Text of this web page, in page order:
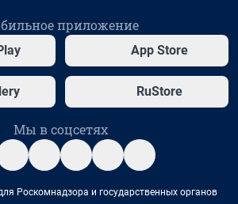
приложение
App Store
RuStore
Мы в соцсетях
Роскомнадзора и государственных органов